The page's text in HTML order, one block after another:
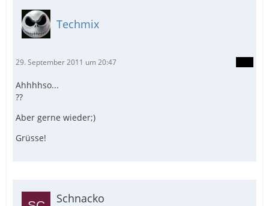
Techmix
29. September 2011 um 20:47
Ahhhhso...
??
Aber gerne wieder;)
Grüsse!
Schnacko